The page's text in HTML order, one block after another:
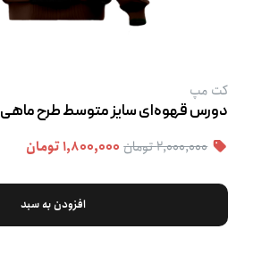
کت‌ مپ
دورس قهوه‌ای سایز متوسط طرح ماهی
۲,۰۰۰,۰۰۰ تومان ۱,۸۰۰,۰۰۰ تومان
افزودن به سبد